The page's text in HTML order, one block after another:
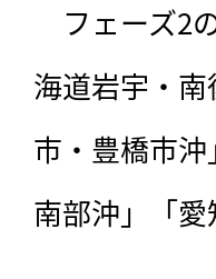
フェーズ2
海道岩宇・
市・豊橋市
南部沖」「